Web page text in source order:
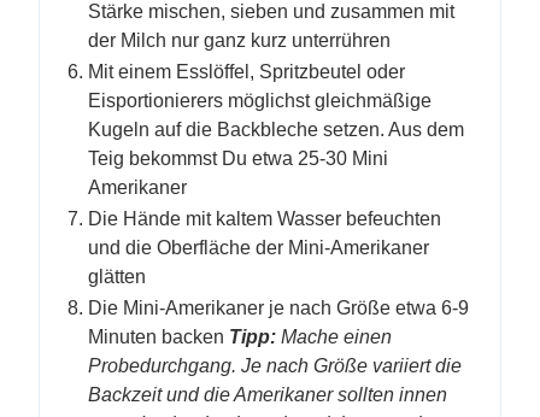
Stärke mischen, sieben und zusammen mit
der Milch nur ganz kurz unterrühren
Mit einem Esslöffel, Spritzbeutel oder
Eisportionierers möglichst gleichmäßige
Kugeln auf die Backbleche setzen. Aus dem
Teig bekommst Du etwa 25-30 Mini
Amerikaner
Die Hände mit kaltem Wasser befeuchten
und die Oberfläche der Mini-Amerikaner
glätten
Die Mini-Amerikaner je nach Größe etwa 6-9
Minuten backen Tipp: Mache einen
Probedurchgang. Je nach Größe variiert die
Backzeit und die Amerikaner sollten innen